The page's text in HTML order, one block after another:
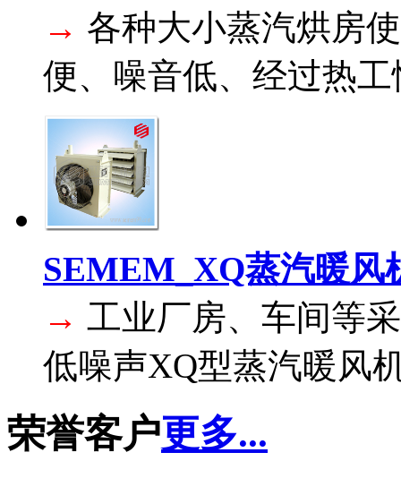
→ 各种大小蒸汽烘房
便、噪音低、经过热
SEMEM_XQ蒸汽暖风
→ 工业厂房、车间等
低噪声XQ型蒸汽暖风
荣誉客户更多...